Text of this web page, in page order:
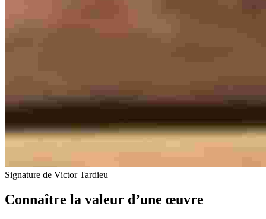
Signature de Victor Tardieu
Connaître la valeur d’une œuvre